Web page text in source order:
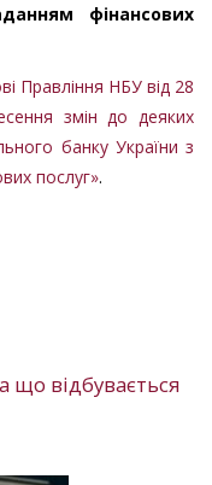
фінансових
Правління НБУ від 28
змін до деяких
банку України з
послуг».
що відбувається